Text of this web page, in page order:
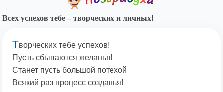
Всех успехов тебе – творческих и личных!
Творческих тебе успехов!
Пусть сбываются желанья!
Станет пусть большой потехой
Всякий раз процесс созданья!